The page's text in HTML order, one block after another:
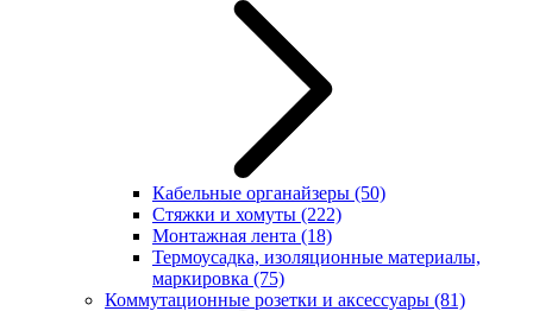
Кабельные органайзеры (50)
Стяжки и хомуты (222)
Монтажная лента (18)
Термоусадка, изоляционные материалы,
маркировка (75)
Коммутационные розетки и аксессуары (81)